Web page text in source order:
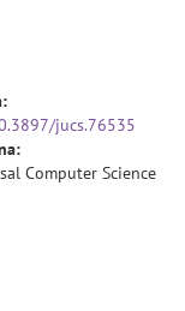
jucs.76535
Computer Science